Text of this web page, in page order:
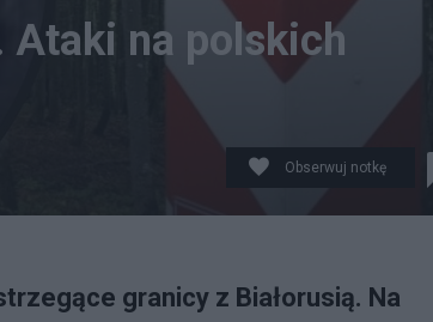
Ataki na polskich
Obserwuj notkę
granicy z Białorusią. Na